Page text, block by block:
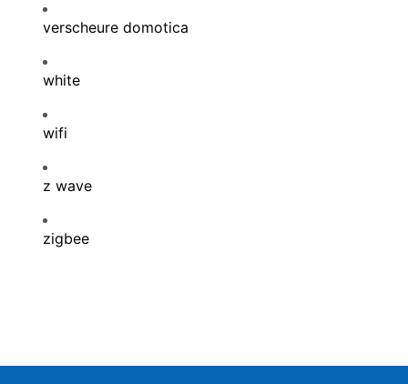
verscheure domotica
white
wifi
z wave
zigbee